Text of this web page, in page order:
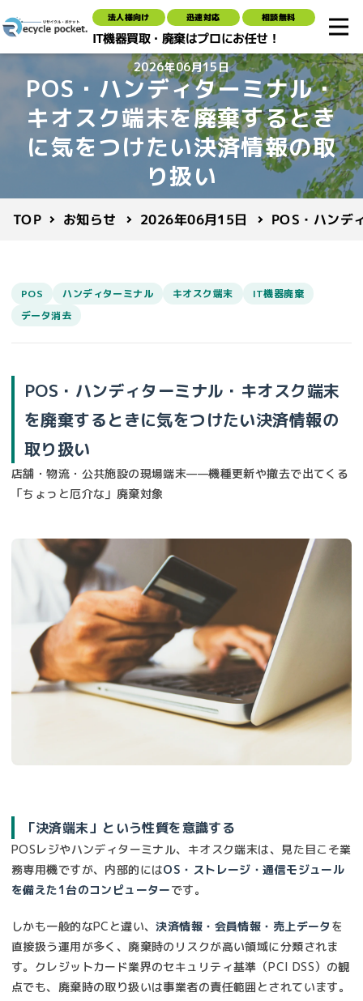
法人様向け 迅速対応 相談無料
IT機器買取・廃棄はプロにお任せ！
2026年06月15日
POS・ハンディターミナル・
キオスク端末を廃棄するとき
に気をつけたい決済情報の取
り扱い
TOP お知らせ 2026年06月15日 POS・ハンデ
POS ハンディターミナル キオスク端末
IT機器廃棄
データ消去
POS・ハンディターミナル・キオスク端末
を廃棄するときに気をつけたい決済情報の
取り扱い
店舗・物流・公共施設の現場端末——機種更新や撤去で出てくる
「ちょっと厄介な」廃棄対象
「決済端末」という性質を意識する
POSレジやハンディターミナル、キオスク端末は、見た目こそ業
務専用機ですが、内部的にはOS・ストレージ・通信モジュール
を備えた1台のコンピューターです。
しかも一般的なPCと違い、決済情報・会員情報・売上データ を
直接扱う運用が多く、廃棄時のリスクが高い領域に分類されま
す。クレジットカード業界のセキュリティ基準（PCI DSS）の観
点でも、廃棄時の取り扱いは事業者の責任範囲とされています。